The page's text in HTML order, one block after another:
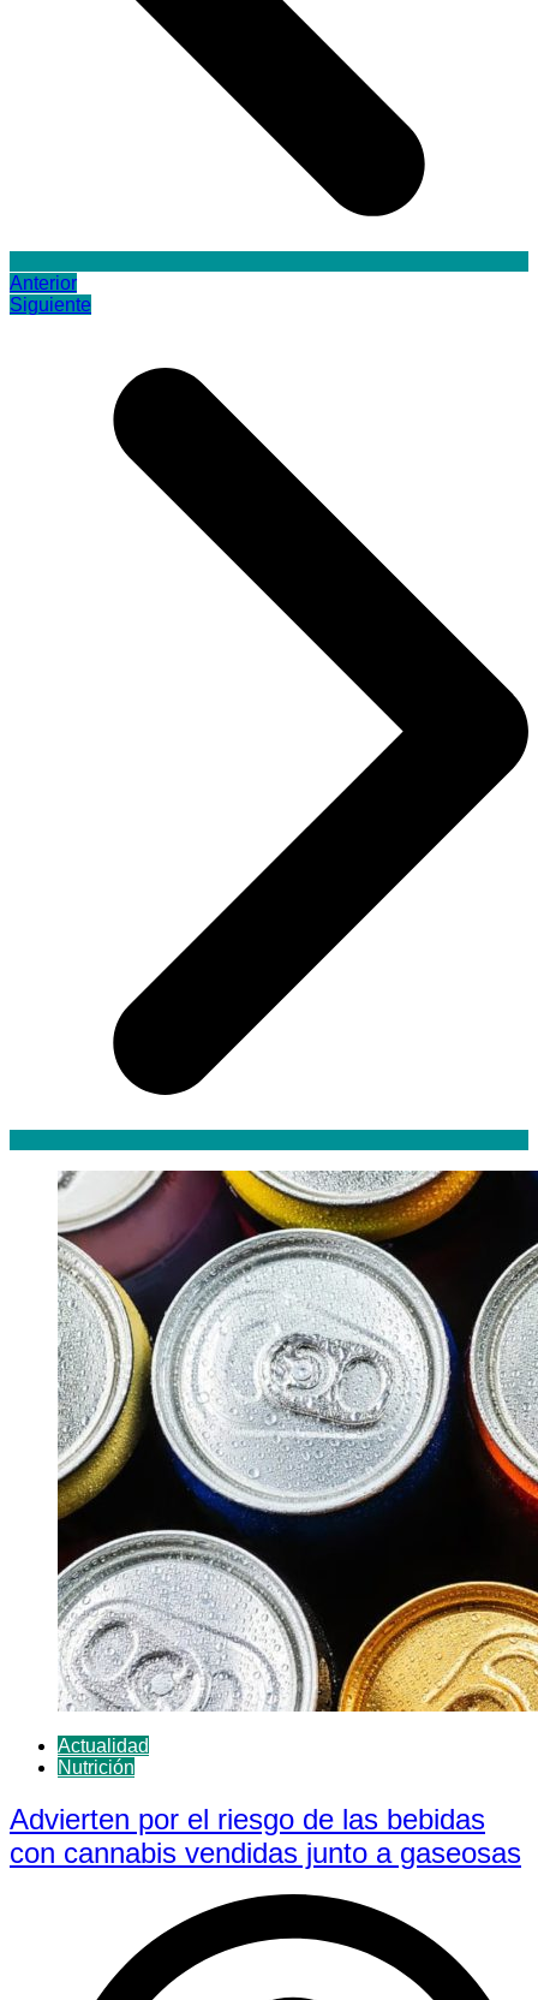
Anterior
Siguiente
Actualidad
Nutrición
Advierten por el riesgo de las bebidas
con cannabis vendidas junto a gaseosas